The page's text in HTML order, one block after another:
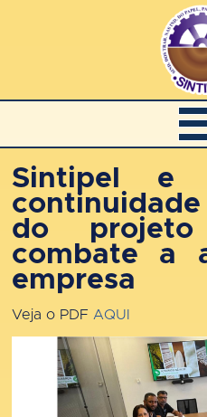
Sintipel e
do
combate a
empresa
Veja o PDF AQUI